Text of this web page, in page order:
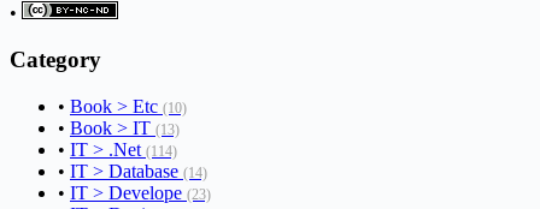
•
Category
• Book > Etc (10)
• Book > IT (13)
• IT > .Net (114)
• IT > Database (14)
• IT > Develope (23)